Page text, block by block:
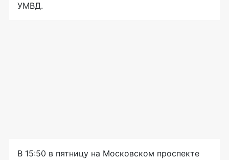
УМВД.
В 15:50 в пятницу на Московском проспекте